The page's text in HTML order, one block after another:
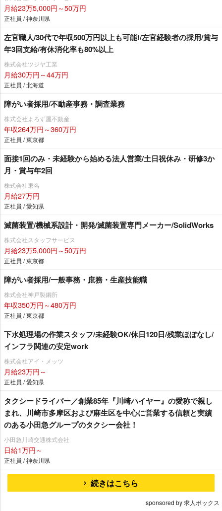
月給23万5,000円～50万円
正社員 / 神奈川県
左官職人/30代で年収500万円以上も可能!/左官経験者の採用/賞与
年3回支給/有休消化率も80%以上
株式会社ツジヤ工業
月給30万円～44万円
正社員 / 北海道
障がい者採用/不動産事務・調査業務
株式会社よろず屋不動産
年収264万円～360万円
正社員 / 東京都
面接1回のみ・未経験から始める法人営業/土日祝休み・研修3か
月・賞与年2回
株式会社東名
月給27万円
正社員 / 愛知県
滅菌装置/機械系設計・開発/滅菌装置専門メーカー/SolidWorks
株式会社スタッフサービス
月給23万5,000円～50万円
正社員 / 東京都
障がい者採用/一般事務・庶務・生産技能職
株式会社神戸製鋼所
年収350万円～480万円
正社員 / 東京都
下水処理場の作業スタッフ/未経験OK/休日120日/残業ほぼなし/
インフラ関連の安定work
株式会社アイ・メッツ
月給23万円～
正社員 / 愛知県
タクシードライバー／創業85年『川崎ハイヤー』の愛称で親し
まれ、川崎市多摩区および麻生区を中心に営業する信頼と実績
のある小田急グループのタクシー会社！
小田急川崎交通株式会社
日給1万円～
正社員 / 神奈川県
続きはこちら
sponsored by 求人ボックス